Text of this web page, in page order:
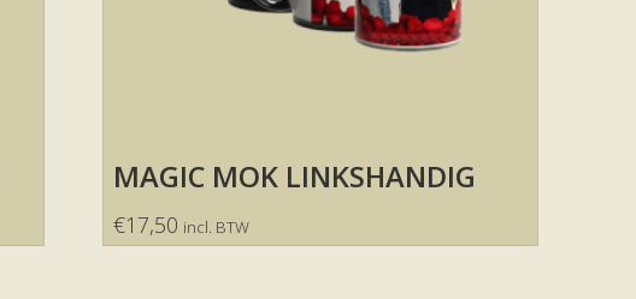
MAGIC MOK LINKSHANDIG
€17,50 incl. BTW